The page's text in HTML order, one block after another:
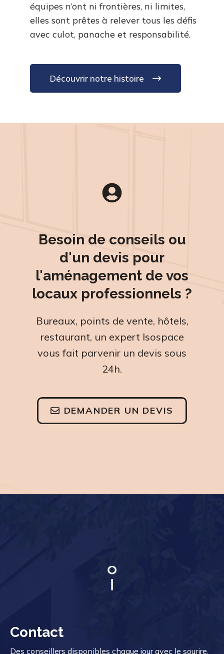
équipes n’ont ni frontières, ni limites,
elles sont prêtes à relever tous les défis
avec culot, panache et responsabilité.
Découvrir notre histoire
Besoin de conseils ou
d'un devis pour
l'aménagement de vos
locaux professionnels ?
Bureaux, points de vente, hôtels,
restaurant, un expert Isospace
vous fait parvenir un devis sous
24h.
DEMANDER UN DEVIS
Contact
Des conseillers disponibles chaque jour avec le sourire.